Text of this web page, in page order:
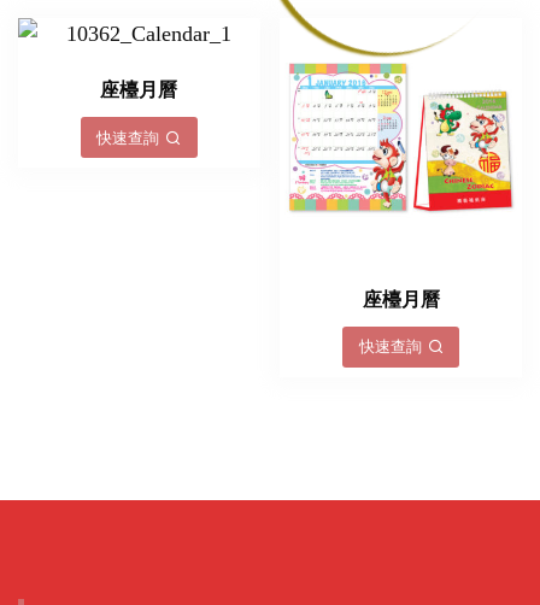
座檯月曆
快速查詢
座檯月曆
快速查詢